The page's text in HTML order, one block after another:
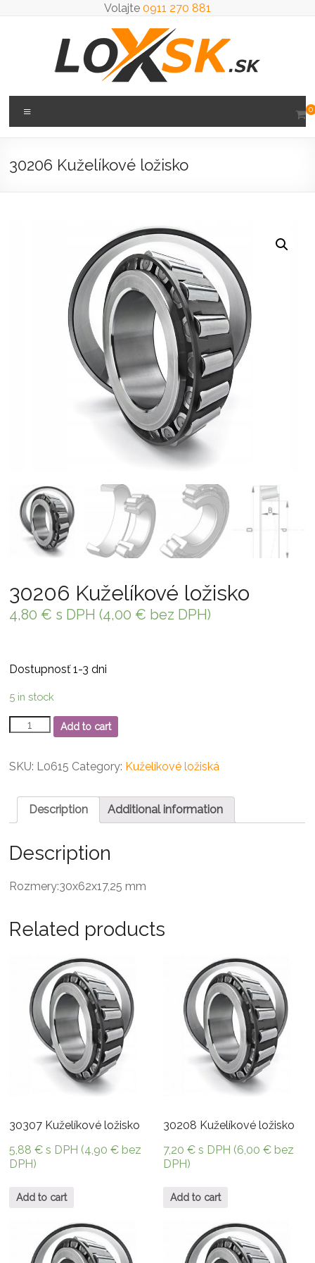
Volajte 0911 270 881
Loxsk
predaj
0
30206 Kuželíkové ložisko
30206 Kuželíkové ložisko
4,80 € s DPH (4,00 € bez DPH)
Dostupnosť 1-3 dni
5 in stock
30206
Kuželíkové
quantity
Add to cart
SKU: L0615 Category: Kuželíkové ložiská
Description Additional information
Description
Rozmery:30x62x17,25 mm
Related products
30307 Kuželíkové ložisko
5,88€ s DPH (4,90€ bez
DPH)
Add to cart
30208 Kuželíkové ložisko
7,20€ s DPH (6,00€ bez
DPH)
Add to cart